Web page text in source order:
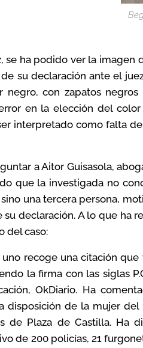
se ha podido ver la imagen
su declaración ante el
negro, con zapatos
en la elección del
interpretado como falta
a Aitor Guisasola,
que la investigada no
una tercera persona,
su declaración. A lo que ha
del caso:
uno recoge una citación
la firma con las siglas
OkDiario. Ha
disposición de la mujer
de Plaza de Castilla. Ha
de 200 policías, 21